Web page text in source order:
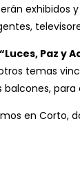
exhibidos
“Luces, Paz y
temas
para
en